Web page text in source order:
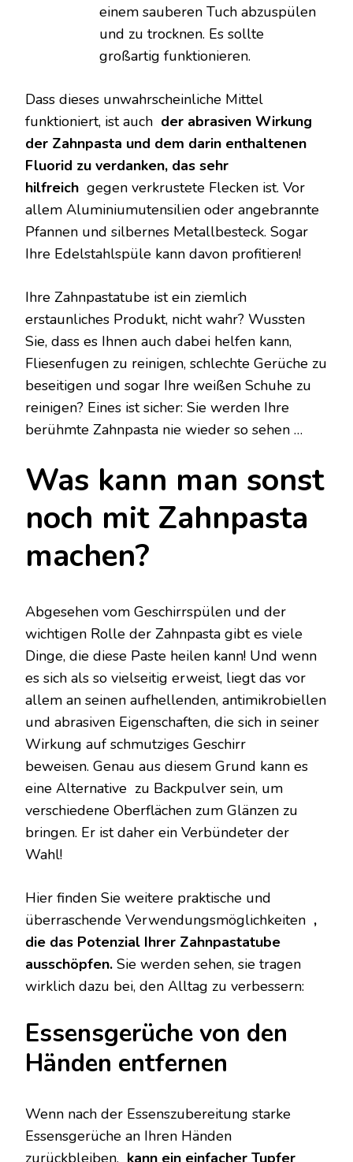
einem sauberen Tuch abzuspülen
und zu trocknen. Es sollte
großartig funktionieren.
Dass dieses unwahrscheinliche Mittel
funktioniert, ist auch der abrasiven Wirkung
der Zahnpasta und dem darin enthaltenen
Fluorid zu verdanken, das sehr
hilfreich gegen verkrustete Flecken ist. Vor
allem Aluminiumutensilien oder angebrannte
Pfannen und silbernes Metallbesteck. Sogar
Ihre Edelstahlspüle kann davon profitieren!
Ihre Zahnpastatube ist ein ziemlich
erstaunliches Produkt, nicht wahr? Wussten
Sie, dass es Ihnen auch dabei helfen kann,
Fliesenfugen zu reinigen, schlechte Gerüche zu
beseitigen und sogar Ihre weißen Schuhe zu
reinigen? Eines ist sicher: Sie werden Ihre
berühmte Zahnpasta nie wieder so sehen …
Was kann man sonst
noch mit Zahnpasta
machen?
Abgesehen vom Geschirrspülen und der
wichtigen Rolle der Zahnpasta gibt es viele
Dinge, die diese Paste heilen kann! Und wenn
es sich als so vielseitig erweist, liegt das vor
allem an seinen aufhellenden, antimikrobiellen
und abrasiven Eigenschaften, die sich in seiner
Wirkung auf schmutziges Geschirr
beweisen. Genau aus diesem Grund kann es
eine Alternative zu Backpulver sein, um
verschiedene Oberflächen zum Glänzen zu
bringen. Er ist daher ein Verbündeter der
Wahl!
Hier finden Sie weitere praktische und
überraschende Verwendungsmöglichkeiten ,
die das Potenzial Ihrer Zahnpastatube
ausschöpfen. Sie werden sehen, sie tragen
wirklich dazu bei, den Alltag zu verbessern:
Essensgerüche von den
Händen entfernen
Wenn nach der Essenszubereitung starke
Essensgerüche an Ihren Händen
zurückbleiben, kann ein einfacher Tupfer